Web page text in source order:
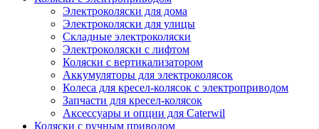
Электроколяски для дома
Электроколяски для улицы
Складные электроколяски
Электроколяски с лифтом
Коляски с вертикализатором
Аккумуляторы для электроколясок
Колеса для кресел-колясок с электроприводом
Запчасти для кресел-колясок
Аксессуары и опции для Caterwil
Коляски с ручным приводом